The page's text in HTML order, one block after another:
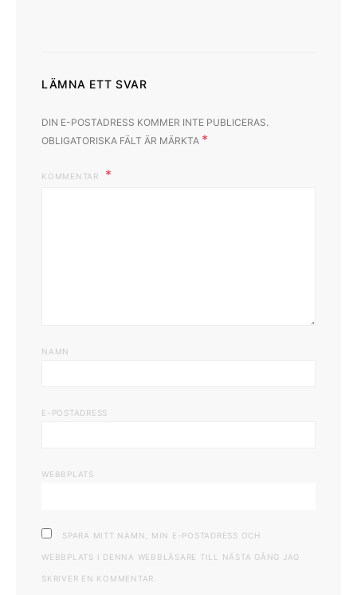
LÄMNA ETT SVAR
DIN E-POSTADRESS KOMMER INTE PUBLICERAS.
OBLIGATORISKA FÄLT ÄR MÄRKTA *
KOMMENTAR
NAMN
E-POSTADRESS
WEBBPLATS
SPARA MITT NAMN, MIN E-POSTADRESS OCH
WEBBPLATS I DENNA WEBBLÄSARE TILL NÄSTA GÅNG JAG
SKRIVER EN KOMMENTAR.